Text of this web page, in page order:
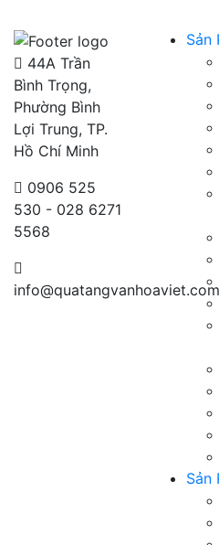
44A Trần
Bình Trọng,
Phường Bình
Lợi Trung, TP.
Hồ Chí Minh
0906 525
530 - 028 6271
5568
info@quatangvanhoaviet.com
Sản
Sản